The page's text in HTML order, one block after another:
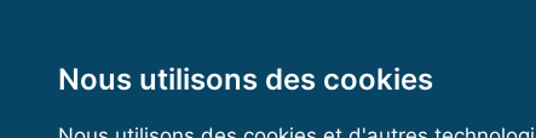
Nous utilisons des cookies
Mail : contact@ffforce.fr